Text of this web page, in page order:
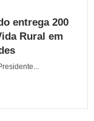
entrega 200
Rural em